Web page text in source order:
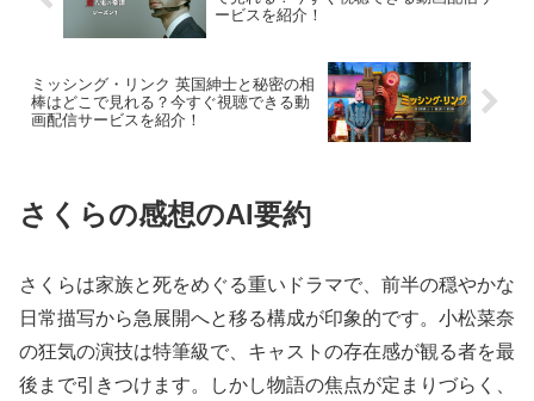
ービスを紹介！
ミッシング・リンク 英国紳士と秘密の相
棒はどこで見れる？今すぐ視聴できる動
画配信サービスを紹介！
さくらの感想のAI要約
さくらは家族と死をめぐる重いドラマで、前半の穏やかな
日常描写から急展開へと移る構成が印象的です。小松菜奈
の狂気の演技は特筆級で、キャストの存在感が観る者を最
後まで引きつけます。しかし物語の焦点が定まりづらく、